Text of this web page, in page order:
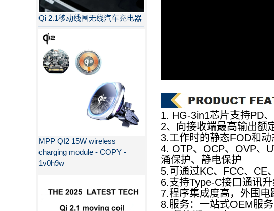
1v0h9w
1. HG-3in1芯片支持PD
2、向接收端最高输出额
3.工作时的静态FOD和动
4. OTP、OCP、OVP、
涌保护、静电保护
5.可通过KC、FCC、CE
6.支持Type-C接口通讯升
7.程序集成度高，外围电
8.服务：一站式OEM服务